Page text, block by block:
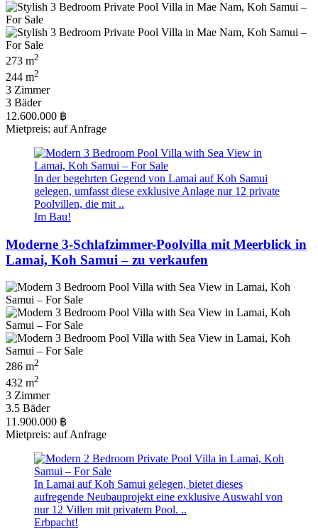
273 m2
244 m2
3 Zimmer
3 Bäder
12.600.000 ฿
Mietpreis: auf Anfrage
In der begehrten Gegend von Lamai auf Koh Samui
gelegen, umfasst diese exklusive Anlage nur 12 private
Poolvillen, die mit ..
Im Bau!
Moderne 3-Schlafzimmer-Poolvilla mit Meerblick in
Lamai, Koh Samui – zu verkaufen
286 m2
432 m2
3 Zimmer
3.5 Bäder
11.900.000 ฿
Mietpreis: auf Anfrage
In Lamai auf Koh Samui gelegen, bietet dieses
aufregende Neubauprojekt eine exklusive Auswahl von
nur 12 Villen mit privatem Pool. ..
Erbpacht!